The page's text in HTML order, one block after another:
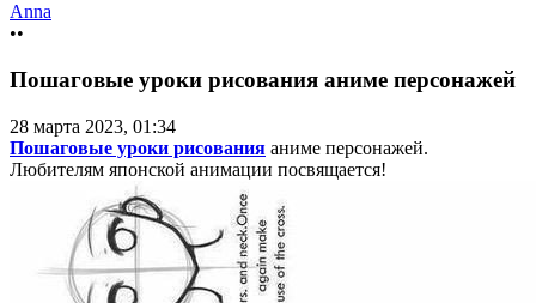
Anna
••
Пошаговые уроки рисования аниме персонажей
28 марта 2023, 01:34
Пошаговые уроки рисования аниме персонажей.
Любителям японской анимации посвящается!